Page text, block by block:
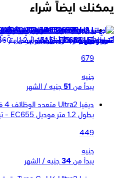
يمكنك ايضاً شراء
أسود
679
جنيه
يبدأ من 51 جنيه / الشهر
بطول 1.2 متر موديل EC655 - تيتانيوم
449
جنيه
يبدأ من 34 جنيه / الشهر